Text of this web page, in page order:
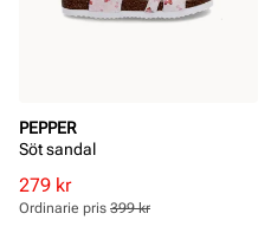
PEPPER
Söt sandal
Rabatterat
pris
279 kr
Ordinarie
pris
Ordinarie pris 399 kr